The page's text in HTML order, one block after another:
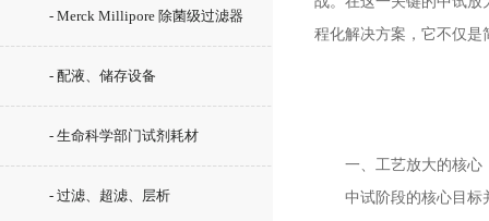
- Merck Millipore 除菌级过滤器
- 配液、储存设备
- 生命科学部门试剂耗材
- 过滤、超滤、层析
程化解决方案，它不仅是
一、工艺放大的核心
中试阶段的核心目标并